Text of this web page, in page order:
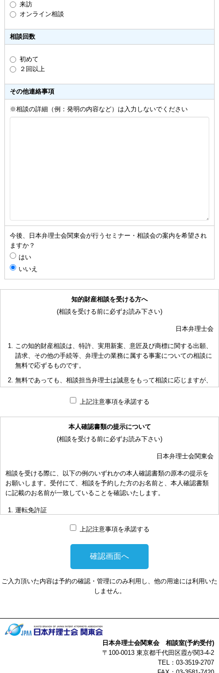
来訪
オンライン相談
相談回数
初めて
２回以上
その他連絡事項
※相談の詳細（例：発明の内容など）は入力しないでください
今後、日本弁理士会関東会が行うセミナー・相談会の案内を希望され
ますか？
はい
いいえ
知的財産相談を受ける方へ
(相談を受ける前に必ずお読み下さい)
日本弁理士会
この知的財産相談は、特許、実用新案、意匠及び商標に関する出願、
請求、その他の手続等、弁理士の業務に属する事案についての相談に
無料で応ずるものです。
無料であっても、相談担当弁理士は誠意をもって相談に応じますが、
もありますことを予めご了承下さい。
め、相談内容について、相談担当弁理士も当会も法的責任を負うもの
ではないことを予めご了承下さい。
お申し出により、相談担当弁理士に対して調査、出願等の相談事案を
依頼された場合には、通常の受任事件として有料となります。また、
その場合は、依頼者と弁理士個人との関係となり、当会は関与しませ
によって、また、特許事務所によって異なりますので、詳細は特許事
非対面型の相談はWEB会議システムを利用して実施します。WEB会
議システムを利用する事によって生じた不利益または損害に対して、
当会は、一切の責任を負い兼ねます。この点あらかじめご了承くださ
い。
上記注意事項を承諾する
本人確認書類の提示について
(相談を受ける前に必ずお読み下さい)
日本弁理士会関東会
相談を受ける際に、以下の例のいずれかの本人確認書類の原本の提示を
お願いします。受付にて、相談を予約した方のお名前と、本人確認書類
に記載のお名前が一致していることを確認いたします。
運転免許証
マイナンバーカード
本人確認書類を提示頂けない場合は、相談を受けることができません。
上記注意事項を承諾する
ご入力頂いた内容は予約の確認・管理にのみ利用し、他の用途には利用いた
しません。
日本弁理士会関東会 相談室(予約受付)
〒100-0013 東京都千代田区霞が関3-4-2
TEL：03-3519-2707